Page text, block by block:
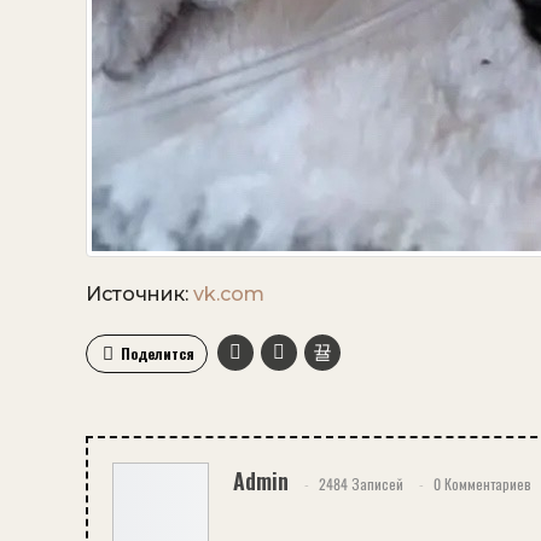
Источник: vk.com
Поделится
Admin 2484 Записей 0 Комментариев